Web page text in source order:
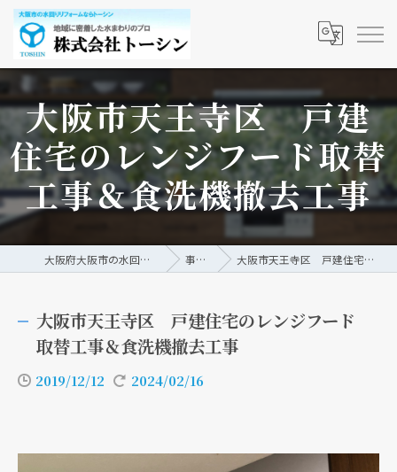
大阪市天王寺区 戸建
住宅のレンジフード取替
工事＆食洗機撤去工事
大阪府大阪市の水回りリフォームなら株式会社トーシン 事例/ブログ 大阪市天王寺区 戸建住宅のレンジフード取替工事＆食洗機撤去工事
大阪市天王寺区 戸建住宅のレンジフード
取替工事＆食洗機撤去工事
2019/12/12 2024/02/16